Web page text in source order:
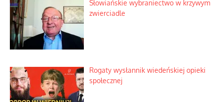
Słowiańskie wybraniectwo w krzywym
zwierciadle
Rogaty wysłannik wiedeńskiej opieki
społecznej